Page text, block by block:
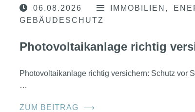
06.08.2026 IMMOBILIEN
GEBÄUDESCHUTZ
Photovoltaikanlage richtig
Photovoltaikanlage richtig versichern: Schutz vor
…
ZUM BEITRAG ⟶